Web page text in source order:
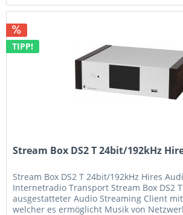
TIPP!
Stream Box DS2 T 24bit/192kHz
Stream Box DS2 T 24bit/192kHz Hires
Internetradio Transport Stream Box DS2
ausgestatteter Audio Streaming Client
welcher es ermöglicht Musik von